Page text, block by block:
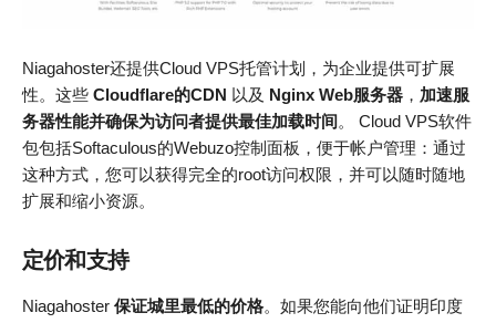
Niagahoster还提供Cloud VPS托管计划，为企业提供可扩展
性。这些 Cloudflare的CDN 以及 Nginx Web服务器 ， 加速服
务器性能并确保为访问者提供最佳加载时间。 Cloud VPS软件
包包括Softaculous的Webuzo控制面板，便于帐户管理：通过
这种方式，您可以获得完全的root访问权限，并可以随时随地
扩展和缩小资源。
定价和支持
Niagahoster 保证城里最低的价格。如果您能向他们证明印度